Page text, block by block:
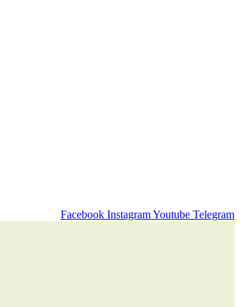
Facebook InstagramYoutube Telegram